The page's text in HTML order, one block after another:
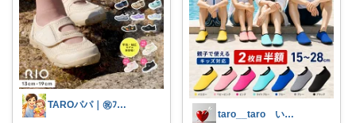
TAROパパ｜㊗️ﾌｫﾛﾜｰ3.2k人
taro__taro いらっしゃませ🎶